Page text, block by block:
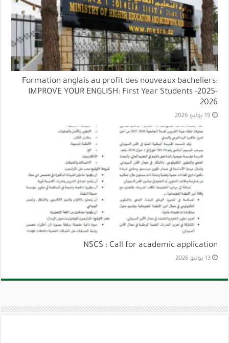
Formation anglais au profit des nouveaux bacheliers:
IMPROVE YOUR ENGLISH: First Year Students -2025-
2026
19 يوليو 2026
NSCS : Call for academic application
13 يوليو 2026